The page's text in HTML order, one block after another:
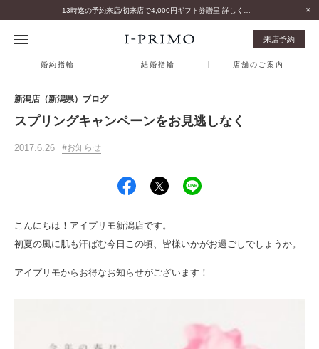
来店予約
婚約指輪 結婚指輪 店舗のご案内
新潟店（新潟県）ブログ
スプリングキャンペーンをお見逃しなく
2017.6.26 お知らせ
こんにちは！アイプリモ新潟店です。
初夏の風に肌も汗ばむ今日この頃、皆様いかがお過ごしでしょうか。
アイプリモからお得なお知らせがございます！